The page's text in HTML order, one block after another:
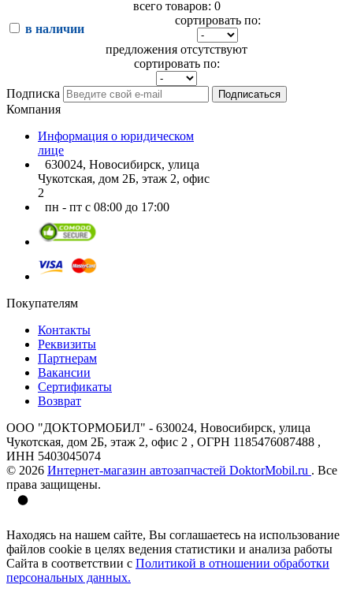
всего товаров: 0
в наличии
сортировать по:
предложения отсутствуют
сортировать по:
Подписка Подписаться
Компания
Информация о юридическом
лице
630024, Новосибирск, улица
Чукотская, дом 2Б, этаж 2, офис
2
пн - пт с 08:00 до 17:00
Покупателям
Контакты
Реквизиты
Партнерам
Вакансии
Сертификаты
Возврат
ООО "ДОКТОРМОБИЛ" - 630024, Новосибирск, улица
Чукотская, дом 2Б, этаж 2, офис 2 , ОГРН 1185476087488 ,
ИНН 5403045074
© 2026 Интернет-магазин автозапчастей DoktorMobil.ru . Все
права защищены.
Находясь на нашем сайте, Вы соглашаетесь на использование
файлов cookie в целях ведения статистики и анализа работы
Сайта в соответствии с Политикой в отношении обработки
персональных данных.